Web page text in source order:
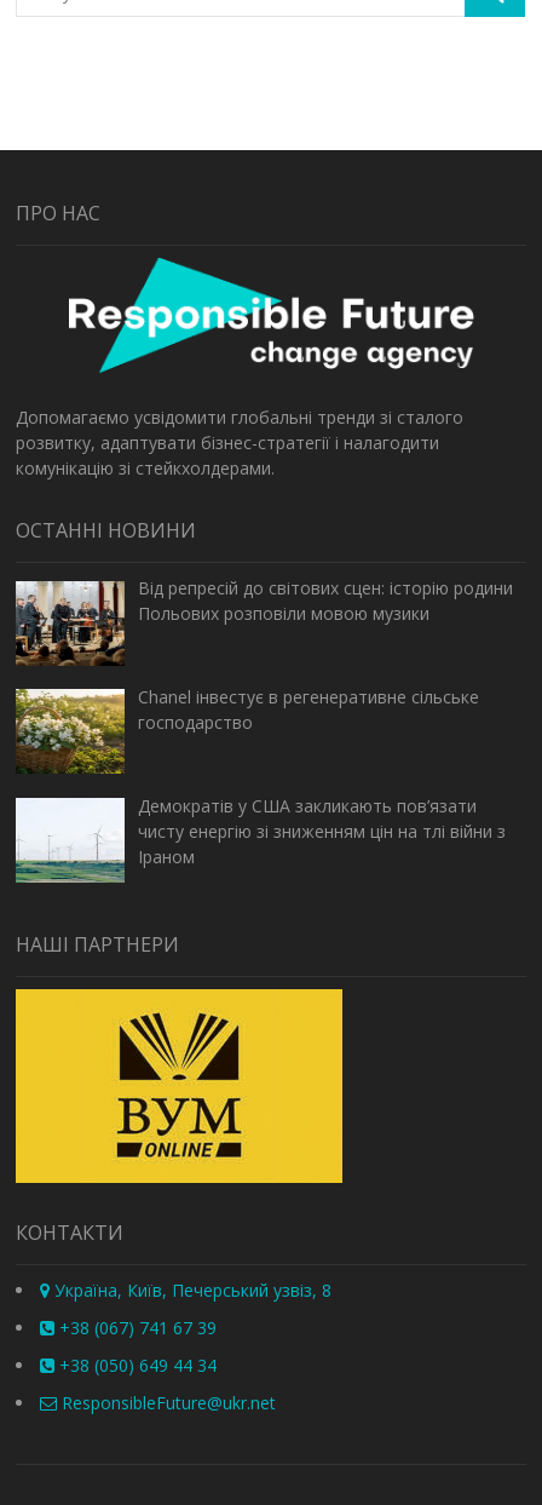
ПРО НАС
Допомагаємо усвідомити глобальні тренди зі сталого
розвитку, адаптувати бізнес-стратегії і налагодити
комунікацію зі стейкхолдерами.
ОСТАННІ НОВИНИ
Від репресій до світових сцен: історію родини
Польових розповіли мовою музики
Chanel інвестує в регенеративне сільське
господарство
Демократів у США закликають пов’язати
чисту енергію зі зниженням цін на тлі війни з
Іраном
НАШІ ПАРТНЕРИ
КОНТАКТИ
Україна, Київ, Печерський узвіз, 8
+38 (067) 741 67 39
+38 (050) 649 44 34
ResponsibleFuture@ukr.net